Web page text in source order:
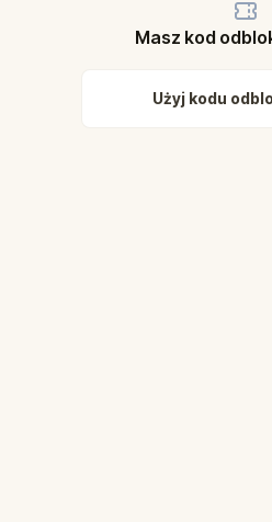
Masz kod
Użyj kodu